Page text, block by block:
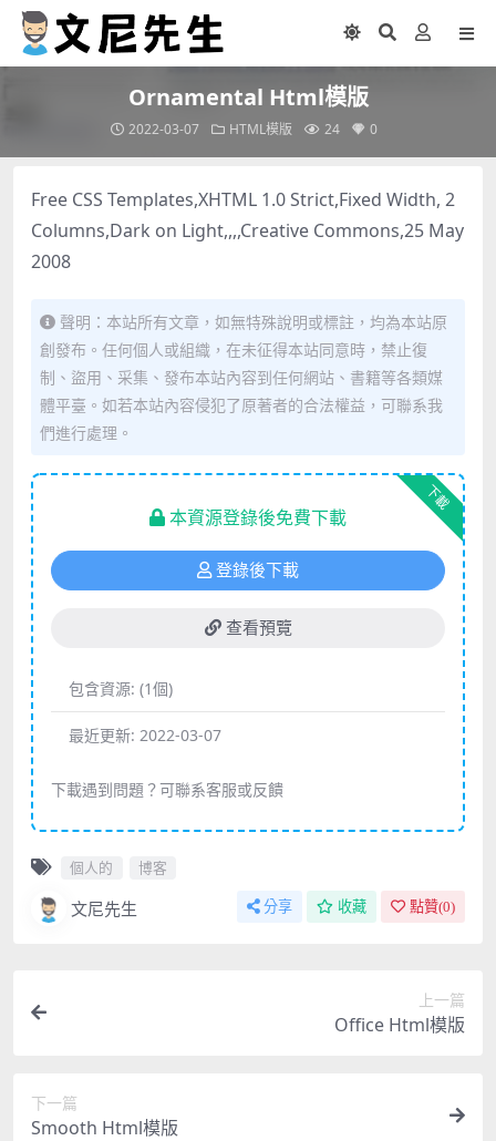
Ornamental Html模版
2022-03-07 HTML模版 24 0
Free CSS Templates,XHTML 1.0 Strict,Fixed Width, 2
Columns,Dark on Light,,,,Creative Commons,25 May
2008
聲明：本站所有文章，如無特殊說明或標註，均為本站原
創發布。任何個人或組織，在未征得本站同意時，禁止復
制、盜用、采集、發布本站內容到任何網站、書籍等各類媒
體平臺。如若本站內容侵犯了原著者的合法權益，可聯系我
們進行處理。
下載
本資源登錄後免費下載
登錄後下載
查看預覽
包含資源: (1個)
最近更新: 2022-03-07
下載遇到問題？可聯系客服或反饋
個人的 博客
文尼先生 分享 收藏 點贊(0)
上一篇
Office Html模版
下一篇
Smooth Html模版